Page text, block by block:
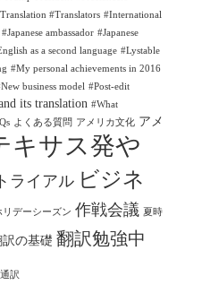
#Translators #International
#Japanese ambassador #Japanese
as a second language #Lystable
#My personal achievements in 2016
business model #Post-edit
its translation #What
よくある質問 アメリカ文化 アメ
キサス発や
トライアル ビジネ
リデーシーズン 作戦会議 夏時
訳の基礎 翻訳勉強中
通訳